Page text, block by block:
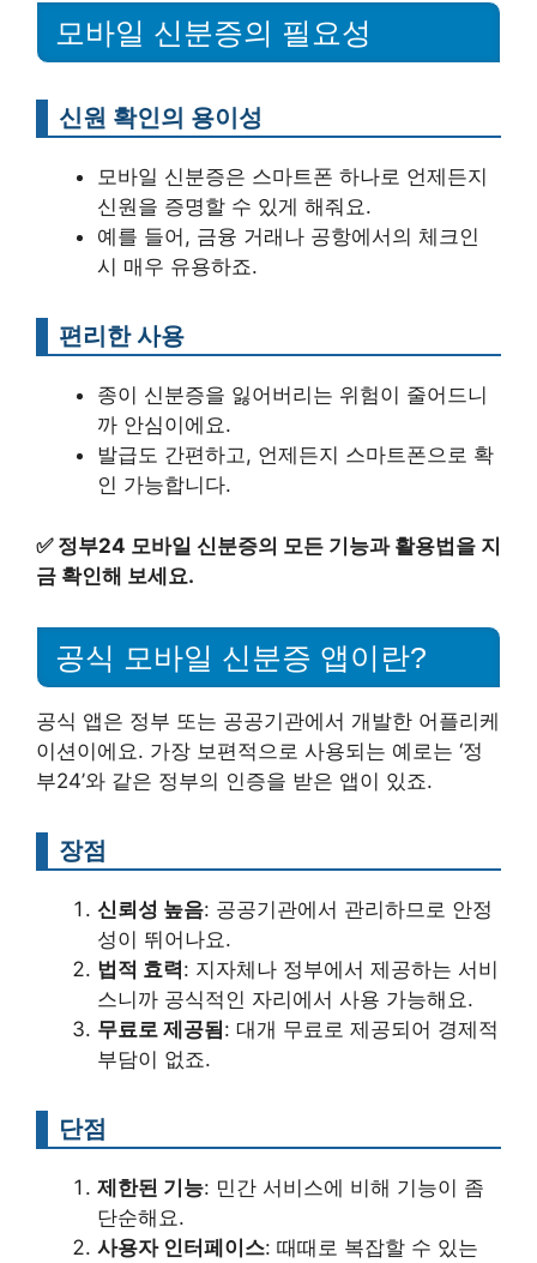
모바일 신분증의 필요성
신원 확인의 용이성
모바일 신분증은 스마트폰 하나로 언제든지
신원을 증명할 수 있게 해줘요.
예를 들어, 금융 거래나 공항에서의 체크인
시 매우 유용하죠.
편리한 사용
종이 신분증을 잃어버리는 위험이 줄어드니
까 안심이에요.
발급도 간편하고, 언제든지 스마트폰으로 확
인 가능합니다.
✅ 정부24 모바일 신분증의 모든 기능과 활용법을 지
금 확인해 보세요.
공식 모바일 신분증 앱이란?
공식 앱은 정부 또는 공공기관에서 개발한 어플리케
이션이에요. 가장 보편적으로 사용되는 예로는 ‘정
부24’와 같은 정부의 인증을 받은 앱이 있죠.
장점
신뢰성 높음: 공공기관에서 관리하므로 안정
성이 뛰어나요.
법적 효력: 지자체나 정부에서 제공하는 서비
스니까 공식적인 자리에서 사용 가능해요.
무료로 제공됨: 대개 무료로 제공되어 경제적
부담이 없죠.
단점
제한된 기능: 민간 서비스에 비해 기능이 좀
단순해요.
사용자 인터페이스: 때때로 복잡할 수 있는